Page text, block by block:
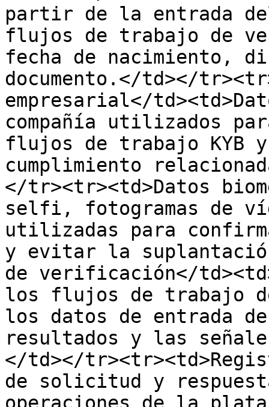
partir de la entrada
flujos de trabajo de
fecha de nacimiento,
documento.</td></
empresarial</
compañía utilizados
flujos de trabajo KYB y
cumplimiento
</tr><tr><td>Datos
selfi, fotogramas de
utilizadas para
y evitar la
de verificación</
los flujos de trabajo
los datos de entrada
resultados y las
</td></
de solicitud y